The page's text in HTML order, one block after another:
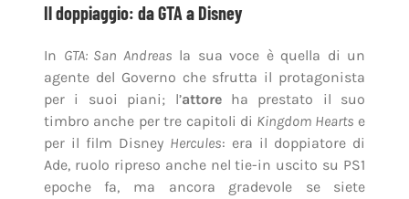
Il doppiaggio: da GTA a Disney
In GTA: San Andreas la sua voce è quella di un
agente del Governo che sfrutta il protagonista
per i suoi piani; l’attoreha prestato il suo
timbro anche per tre capitoli di Kingdom Hearts e
per il film Disney Hercules: era il doppiatore di
Ade, ruolo ripreso anche nel tie-in uscito su PS1
epoche fa, ma ancora gradevole se siete